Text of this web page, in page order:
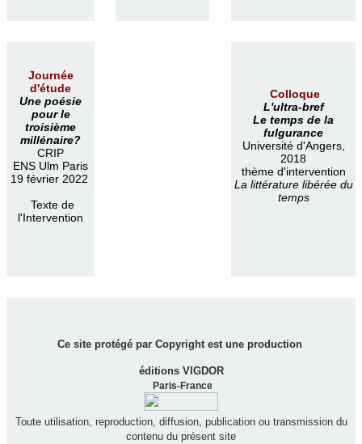
Journée
d'étude
Une poésie
pour le
troisième
millénaire?
CRIP
ENS Ulm Paris
19 février 2022
Texte de
l'Intervention
Colloque
L'ultra-bref
Le temps de la
fulgurance
Université d'Angers,
2018
thème d'intervention
La littérature libérée du
temps
Ce site protégé par Copyright est une production
éditions VIGDOR
Paris-France
Toute utilisation, reproduction, diffusion, publication ou transmission du
contenu du présent site